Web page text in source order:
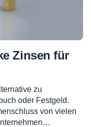
Zinsen für
zu
oder Festgeld.
von vielen